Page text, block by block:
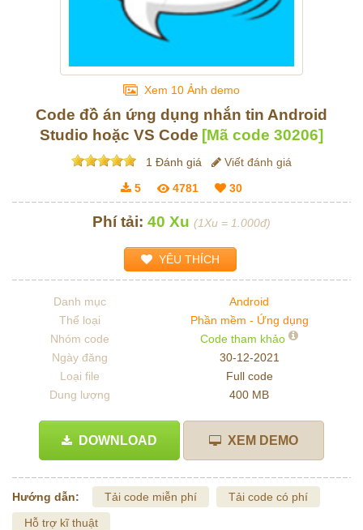
Xem 10 Ảnh demo
Code đồ án ứng dụng nhắn tin Android
Studio hoặc VS Code [Mã code 30206]
1 Đánh giá
Viết đánh giá
5
4781 30
Phí tải: 40 Xu (1Xu = 1.000đ)
YÊU THÍCH
Danh mục
Android
Thể loại
Phần mềm - Ứng dụng
Nhóm code
Code tham khảo
Ngày đăng
30-12-2021
Loại file
Full code
Dung lượng
400 MB
DOWNLOAD XEM DEMO
Hướng dẫn: Tải code miễn phí
Tải code có phí
Hỗ trợ kĩ thuật